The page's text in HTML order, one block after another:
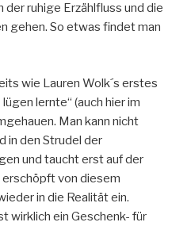
der ruhige Erzählfluss und die
gehen. So etwas findet man
wie Lauren Wolk´s erstes
lernte“ (auch hier im
Man kann nicht
in den Strudel der
und taucht erst auf der
von diesem
in die Realität ein.
wirklich ein Geschenk- für